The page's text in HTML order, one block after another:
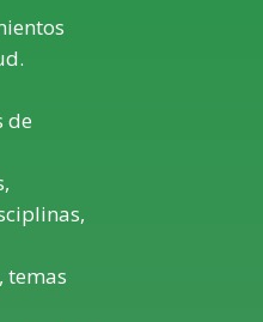
de
temas